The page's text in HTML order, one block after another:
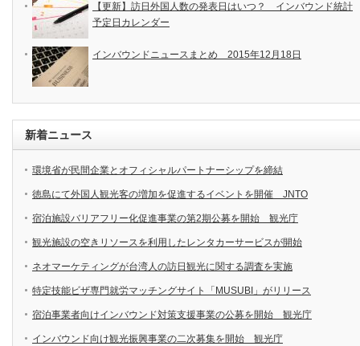
【更新】訪日外国人数の発表日はいつ？ インバウンド統計
予定日カレンダー
インバウンドニュースまとめ 2015年12月18日
新着ニュース
環境省が民間企業とオフィシャルパートナーシップを締結
徳島にて外国人観光客の増加を促進するイベントを開催 JNTO
宿泊施設バリアフリー化促進事業の第2期公募を開始 観光庁
観光施設の空きリソースを利用したレンタカーサービスが開始
ネオマーケティングが台湾人の訪日観光に関する調査を実施
特定技能ビザ専門就労マッチングサイト「MUSUBI」がリリース
宿泊事業者向けインバウンド対策支援事業の公募を開始 観光庁
インバウンド向け観光振興事業の二次募集を開始 観光庁